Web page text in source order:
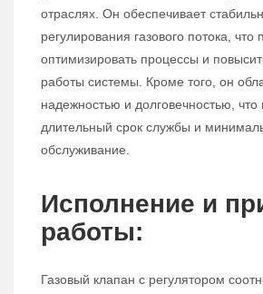
отраслях. Он обеспечивает
регулирования газового потока, что
оптимизировать процессы и
работы системы. Кроме того, он
надежностью и долговечностью, что
длительный срок службы и
обслуживание.
Исполнение и
работы:
Газовый клапан с регулятором